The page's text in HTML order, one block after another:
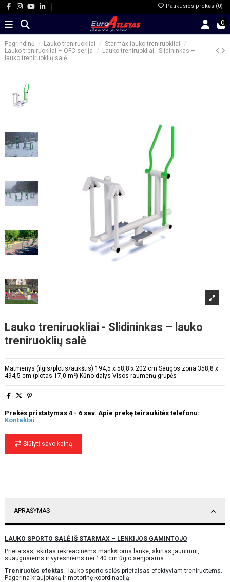
Patikusios prekės (0)
0
Pagrindinė Lauko treniruokliai
Starmax lauko treniruokliai
Lauko treniruokliai – OFC serija
Lauko treniruokliai - Slidininkas –
lauko treniruoklių salė
Lauko treniruokliai - Slidininkas – lauko
treniruoklių salė
Matmenys (ilgis/plotis/aukštis) 194,5 x 58,8 x 202 cm Saugos zona 358,8 x
494,5 cm (plotas 17,0 m²) Kūno dalys Visos raumenų grupės
Prekės pristatymas 4 - 6 sav. Apie prekę teiraukitės telefonu:
Kontaktai
Siūlyti savo kainą
APRAŠYMAS
LAUKO SPORTO SALĖ IŠ STARMAX – LENKIJOS GAMINTOJO
Prietaisas, skirtas rekreacinėms mankštoms lauke, skirtas jaunimui,
suaugusiems ir vyresniems nei 140 cm ūgio senjorams.
Treniruotės efektas : lauko sporto salės prietaisas efektyviam treniruotėms.
Pagerina kraujotaką ir motorinę koordinaciją.